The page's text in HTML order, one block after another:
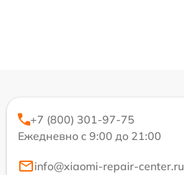
+7 (800) 301-97-75
Ежедневно с 9:00 до 21:00
info@xiaomi-repair-center.ru